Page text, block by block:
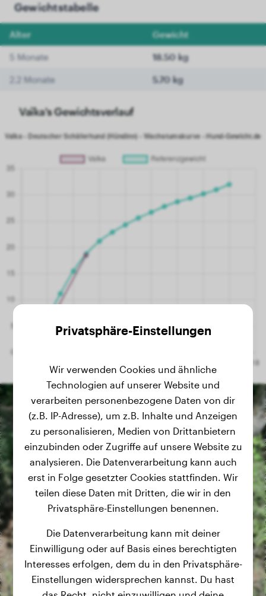
Gewichtstabelle
Alter Gewicht
5 Monate 18.50 kg
2.2 Monate 5.70 kg
Vaïka's Gewichtsverlauf
Privatsphäre-Einstellungen
Wir verwenden Cookies und ähnliche
Technologien auf unserer Website und
verarbeiten personenbezogene Daten von dir
(z.B. IP-Adresse), um z.B. Inhalte und Anzeigen
zu personalisieren, Medien von Drittanbietern
einzubinden oder Zugriffe auf unsere Website zu
analysieren. Die Datenverarbeitung kann auch
erst in Folge gesetzter Cookies stattfinden. Wir
teilen diese Daten mit Dritten, die wir in den
Privatsphäre-Einstellungen benennen.
Die Datenverarbeitung kann mit deiner
Einwilligung oder auf Basis eines berechtigten
Interesses erfolgen, dem du in den Privatsphäre-
Einstellungen widersprechen kannst. Du hast